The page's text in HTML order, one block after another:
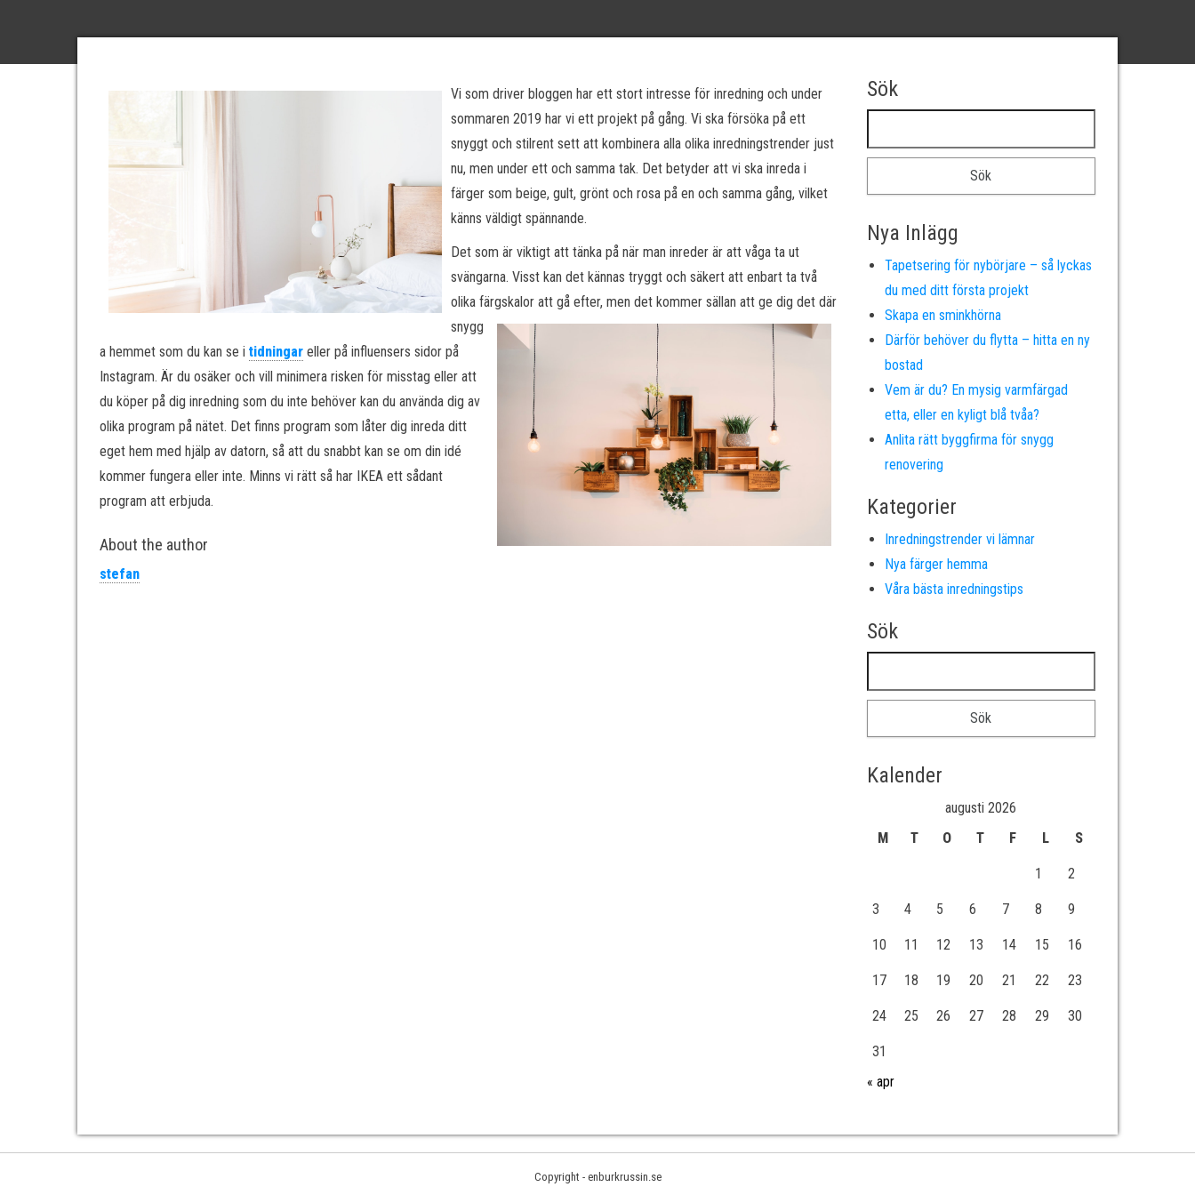
Vi som driver bloggen har ett stort intresse för inredning och under
sommaren 2019 har vi ett projekt på gång. Vi ska försöka på ett
snyggt och stilrent sett att kombinera alla olika inredningstrender just
nu, men under ett och samma tak. Det betyder att vi ska inreda i
färger som beige, gult, grönt och rosa på en och samma gång, vilket
känns väldigt spännande.
Det som är viktigt att tänka på när man inreder är att våga ta ut
svängarna. Visst kan det kännas tryggt och säkert att enbart ta två
olika färgskalor att gå efter, men det kommer sällan att ge dig det där
snygg
a hemmet som du kan se i tidningar eller på influensers sidor på
Instagram. Är du osäker och vill minimera risken för misstag eller att
du köper på dig inredning som du inte behöver kan du använda dig av
olika program på nätet. Det finns program som låter dig inreda ditt
eget hem med hjälp av datorn, så att du snabbt kan se om din idé
kommer fungera eller inte. Minns vi rätt så har IKEA ett sådant
program att erbjuda.
About the author
stefan
Sök
Nya Inlägg
Tapetsering för nybörjare – så lyckas
du med ditt första projekt
Skapa en sminkhörna
Därför behöver du flytta – hitta en ny
bostad
Vem är du? En mysig varmfärgad
etta, eller en kyligt blå tvåa?
Anlita rätt byggfirma för snygg
renovering
Kategorier
Inredningstrender vi lämnar
Nya färger hemma
Våra bästa inredningstips
Sök
Kalender
augusti 2026
M
T O T F L S
1 2
3 4 5 6 7 8 9
10 11 12 13 14 15 16
17 18 19 20 21 22 23
24 25 26 27 28 29 30
31
« apr